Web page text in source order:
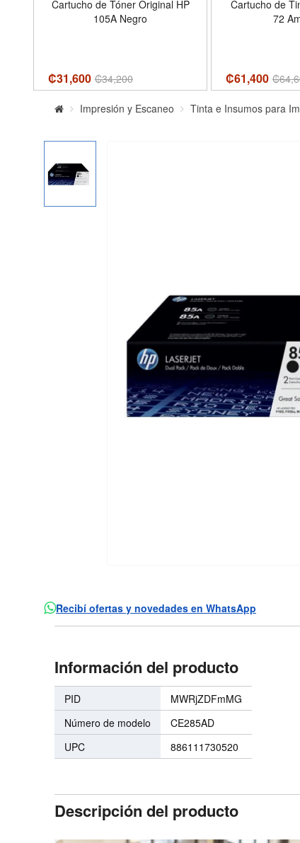
Cartucho de Tóner Original HP
105A Negro
₡31,600 ₡34,200
Cartucho de
72
₡61,400 ₡
Impresión y Escaneo Tinta e Insumos para
Recibí ofertas y novedades en WhatsApp
Información del producto
PID
MWRjZDFmMG
Número de modelo
CE285AD
UPC
886111730520
Descripción del producto